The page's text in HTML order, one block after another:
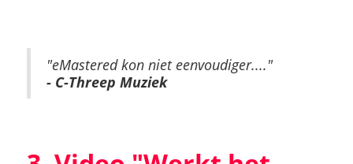
"eMastered kon niet eenvoudiger...."
- C-Threep Muziek